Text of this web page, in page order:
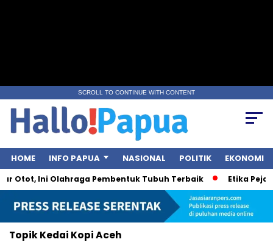
SCROLL TO CONTINUE WITH CONTENT
HOME INFO PAPUA NASIONAL POLITIK EKONOMI
Otot, Ini Olahraga Pembentuk Tubuh Terbaik Etika
TopikKedai Kopi Aceh